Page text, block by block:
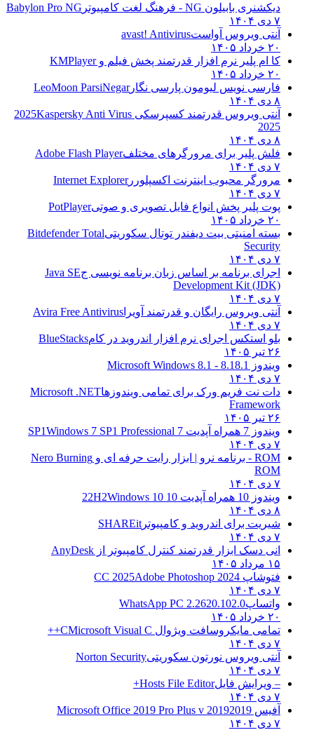
دیکشنری بابیلون NG - فرهنگ لغت کامپیوتر
Babylon Pro NG
۷ دی ۱۴۰۴
آنتی ویروس آواستavast! Antivirus
۲۰ خرداد ۱۴۰۵
کا ام پلیر نرم افزار قدرتمند پخش فیلم و KMPlayer
۲۰ خرداد ۱۴۰۵
فارسی نویس لیومون پارسی نگار LeoMoon ParsiNegar
۸ دی ۱۴۰۴
آنتی ویروس قدرتمند کسپرسکی 2025 Kaspersky Anti Virus
2025
۸ دی ۱۴۰۴
فلش پلیر برای مرورگرهای مختلف Adobe Flash Player
۷ دی ۱۴۰۴
مرورگر محبوب اینترنت اکسپلورر Internet Explorer
۷ دی ۱۴۰۴
پوت پلیر پخش انواع فایل تصویری و صوتی PotPlayer
۲۰ خرداد ۱۴۰۵
بسته امنیتی بیت دیفندر توتال سکوریتی Bitdefender Total
Security
۷ دی ۱۴۰۴
اجرای برنامه بر اساس زبان برنامه نویسی جJava SE
Development Kit (JDK)
۷ دی ۱۴۰۴
آنتی ویروس رایگان و قدرتمند آویرا Avira Free Antivirus
۷ دی ۱۴۰۴
بلو استکس اجرای نرم افزار اندروید در کامBlueStacks
۲۶ تیر ۱۴۰۵
ویندوز 8.1
8.1 - Microsoft Windows 8.1
۷ دی ۱۴۰۴
دات نت فریم ورک برای تمامی ویندوزهاMicrosoft .NET
Framework
۲۶ تیر ۱۴۰۵
ویندوز 7 همراه آپدیت 7 SP1
Windows 7 SP1 Professional
۷ دی ۱۴۰۴
ROM - برنامه نرو | ابزار رایت حرفه ای و
Nero Burning
ROM
۷ دی ۱۴۰۴
ویندوز 10 همراه آپدیت 10 22H2
Windows 10
۸ دی ۱۴۰۴
شیریت برای اندروید و کامپیوتر SHAREit
۷ دی ۱۴۰۴
انی دسک ابزار قدرتمند کنترل کامپیوتر از AnyDesk
۱۵ مرداد ۱۴۰۵
فتوشاپ CC 2025 Adobe Photoshop 2024
۷ دی ۱۴۰۴
واتساپWhatsApp PC 2.2620.102.0
۲۰ خرداد ۱۴۰۵
تمامی مایکروسافت ویژوال C Microsoft Visual C++
۷ دی ۱۴۰۴
آنتی ویروس نورتون سکوریتی Norton Security
۷ دی ۱۴۰۴
– ویرایش فایل Hosts File Editor+
۷ دی ۱۴۰۴
آفیس 2019 2019 Microsoft Office 2019 Pro Plus v
۷ دی ۱۴۰۴